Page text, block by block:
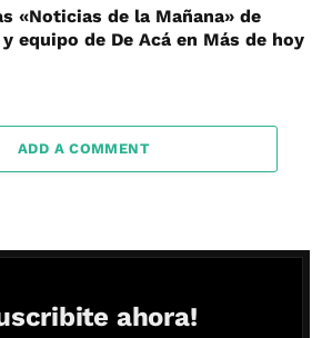
«Noticias de la Mañana» de
equipo de De Acá en Más de hoy
ADD A COMMENT
ahora!